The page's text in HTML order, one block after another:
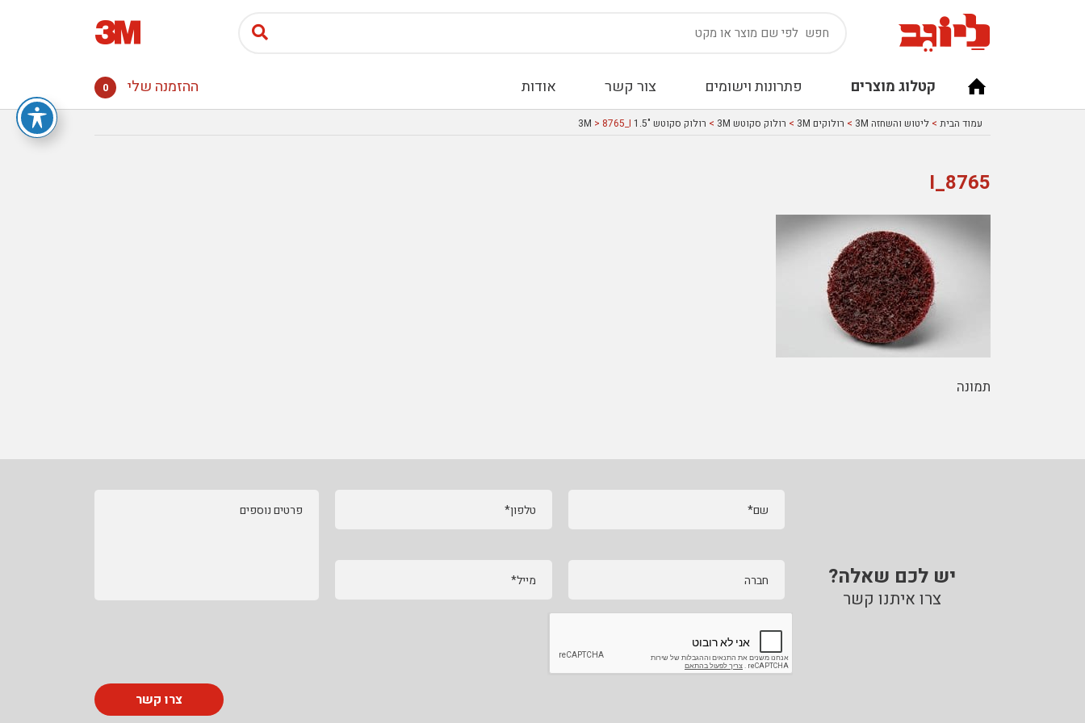
קטלוג מוצרים פתרונות וישומים צור קשר אודות ההזמנה שלי 0
עמוד הבית > ליטוש והשחזה 3M > רולוקים 3M > רולוק סקוטש 3M > רולוק סקוטש "1.5 3M > 8765_I
8765_I
תמונה
יש לכם שאלה?
צרו איתנו קשר
שם* טלפון*
חברה מייל*
פרטים נוספים
צרו קשר